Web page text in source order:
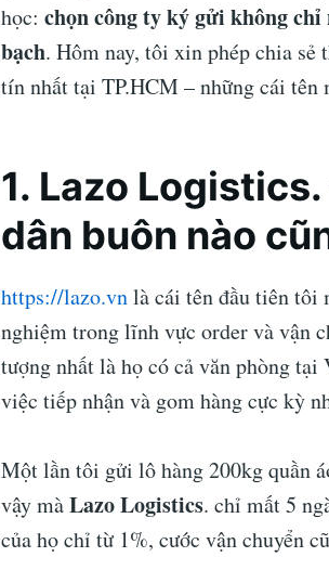
học: chọn công ty ký gửi không
bạch. Hôm nay, tôi xin phép chia
tín nhất tại TP.HCM – những cái tên
1. Lazo Logistics
dân buôn nào
https://lazo.vnlà cái tên đầu tiên tôi
nghiệm trong lĩnh vực order và vận
tượng nhất là họ có cả văn phòng
việc tiếp nhận và gom hàng cực kỳ
Một lần tôi gửi lô hàng 200kg quần
vậy màLazo Logistics. chỉ mất 5
của họ chỉ từ 1%, cước vận chuyển